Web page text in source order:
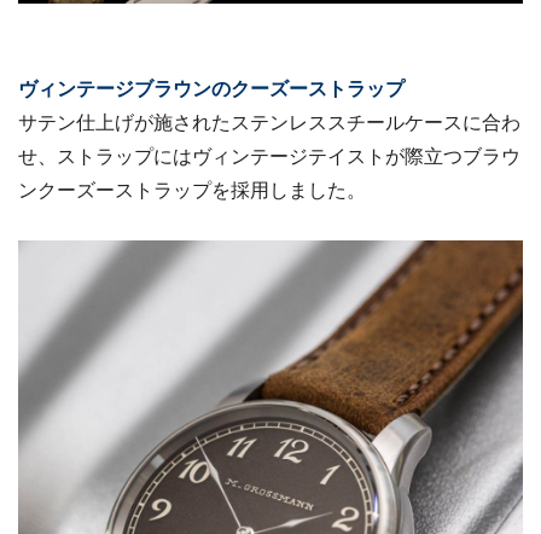
ヴィンテージブラウンのクーズーストラップ
サテン仕上げが施されたステンレススチールケースに合わ
せ、ストラップにはヴィンテージテイストが際立つブラウ
ンクーズーストラップを採用しました。